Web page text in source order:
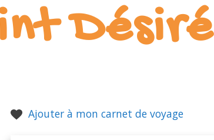
Désiré
Ajouter à mon carnet de voyage